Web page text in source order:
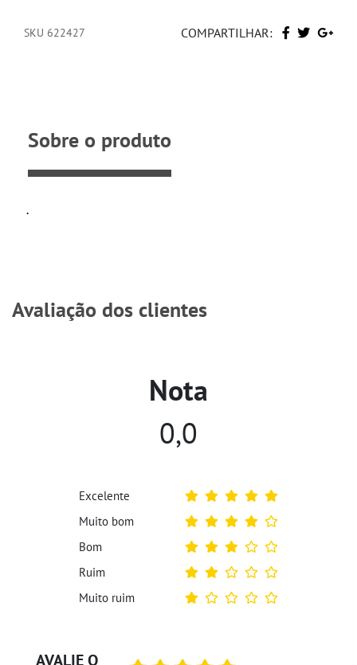
SKU 622427 COMPARTILHAR:
Sobre o produto
.
Avaliação dos clientes
AVALIE O
Nota
0,0
Excelente
Muito bom
Bom
Ruim
Muito ruim